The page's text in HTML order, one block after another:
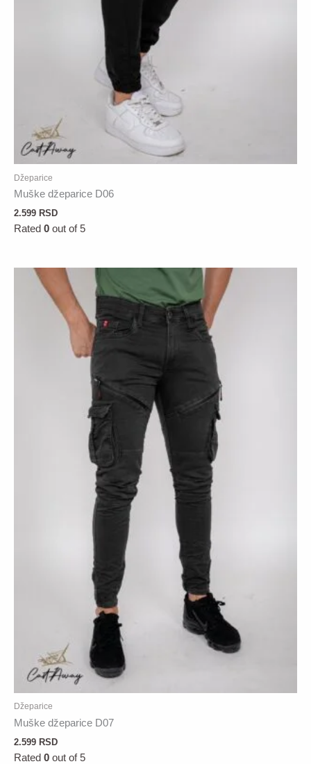
Džeparice
Muške džeparice D06
2.599 RSD
Rated 0 out of 5
Džeparice
Muške džeparice D07
2.599 RSD
Rated 0 out of 5